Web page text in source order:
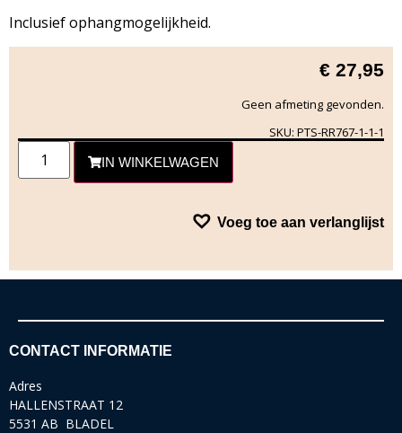
Inclusief ophangmogelijkheid.
€ 27,95
Geen afmeting gevonden.
SKU: PTS-RR767-1-1-1
IN WINKELWAGEN
Voeg toe aan verlanglijst
CONTACT INFORMATIE
Adres
HALLENSTRAAT 12
5531 AB BLADEL